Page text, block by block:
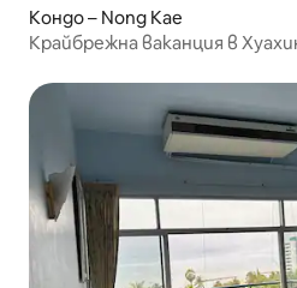
Кондо – Nong Kae
Крайбрежна ваканция в